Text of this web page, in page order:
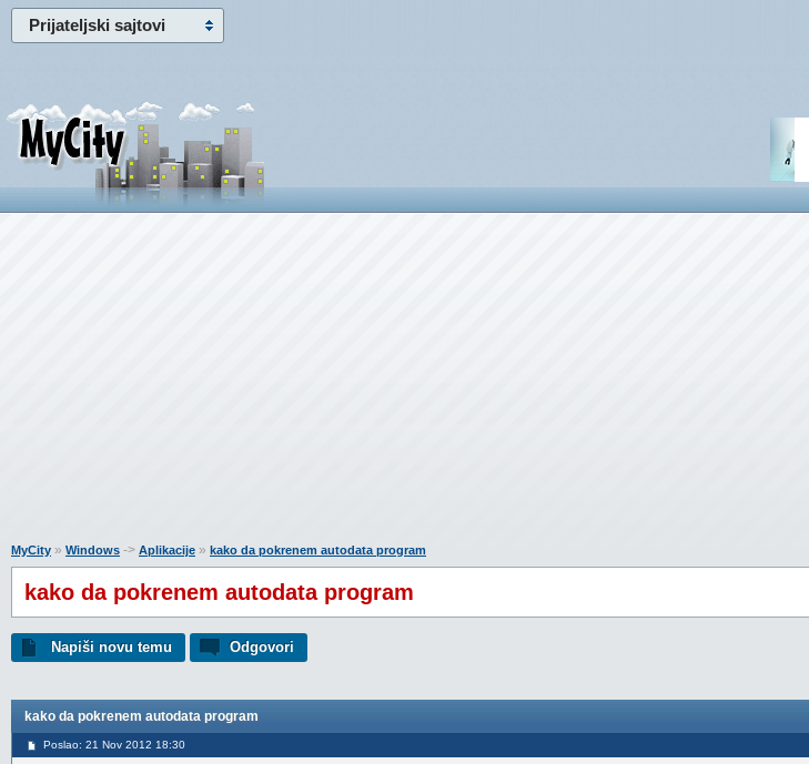
Prijateljski sajtovi
MyCity » Windows -> Aplikacije » kako da pokrenem autodata program
kako da pokrenem autodata program
Napiši novu temu Odgovori
kako da pokrenem autodata program
Poslao: 21 Nov 2012 18:30